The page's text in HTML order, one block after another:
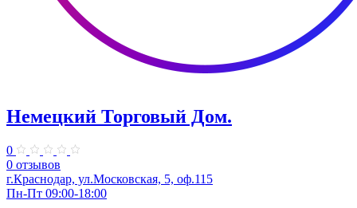
Немецкий Торговый Дом.
0
0 отзывов
г.Краснодар, ул.Московская, 5, оф.115
Пн-Пт 09:00-18:00